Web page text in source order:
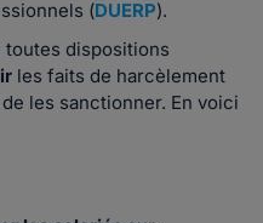
(DUERP).
dispositions
les faits de harcèlement
les sanctionner. En voici